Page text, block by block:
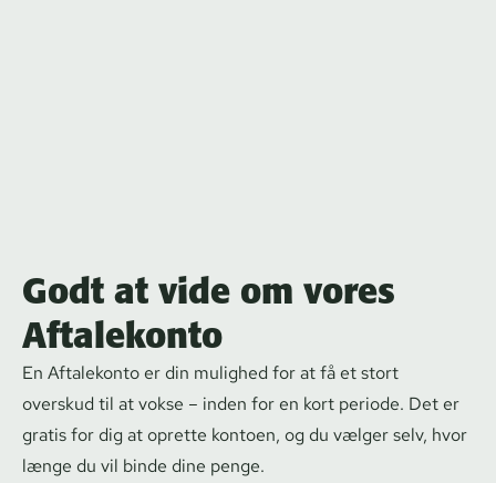
Godt at vide om vores
Aftalekonto
En Aftalekonto er din mulighed for at få et stort
overskud til at vokse – inden for en kort periode. Det er
gratis for dig at oprette kontoen, og du vælger selv, hvor
længe du vil binde dine penge.